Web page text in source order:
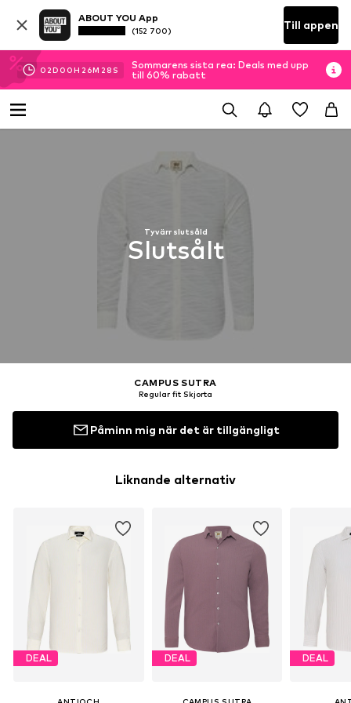
ABOUT YOU App
(152 700) Till appen
02D 00H 26M 28 S
Sommarens sista rea: Deals med upp
till 60% rabatt
Tyvärr slutsåld
Slutsålt
CAMPUS SUTRA
Regular fit Skjorta
Påminn mig när det är tillgängligt
Liknande alternativ
DEAL DEAL DEAL